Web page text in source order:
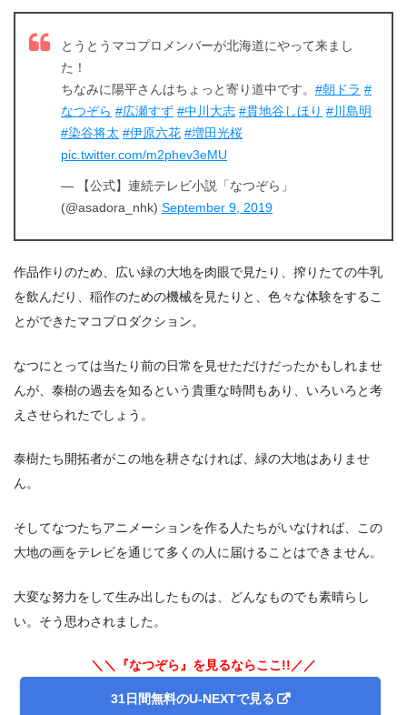
とうとうマコプロメンバーが北海道にやって来まし
た！
ちなみに陽平さんはちょっと寄り道中です。 #朝ドラ #
なつぞら #広瀬すず #中川大志 #貫地谷しほり #川島明
#染谷将太 #伊原六花 #増田光桜
pic.twitter.com/m2phev3eMU
— 【公式】連続テレビ小説「なつぞら」
(@asadora_nhk) September 9, 2019
作品作りのため、広い緑の大地を肉眼で見たり、搾りたての牛乳
を飲んだり、稲作のための機械を見たりと、色々な体験をするこ
とができたマコプロダクション。
なつにとっては当たり前の日常を見せただけだったかもしれませ
んが、泰樹の過去を知るという貴重な時間もあり、いろいろと考
えさせられたでしょう。
泰樹たち開拓者がこの地を耕さなければ、緑の大地はありませ
ん。
そしてなつたちアニメーションを作る人たちがいなければ、この
大地の画をテレビを通じて多くの人に届けることはできません。
大変な努力をして生み出したものは、どんなものでも素晴らし
い。そう思わされました。
＼＼『なつぞら』を見るならここ!!／／
31日間無料のU-NEXTで見る